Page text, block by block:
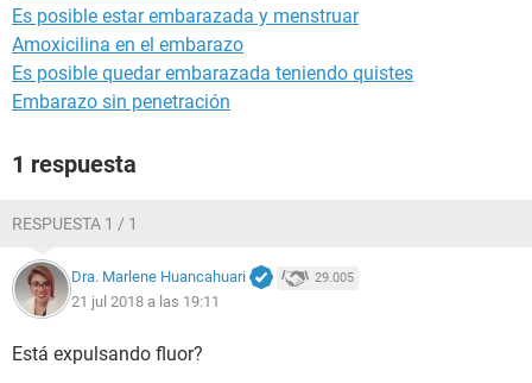
Es posible estar embarazada y menstruar
Amoxicilina en el embarazo
Es posible quedar embarazada teniendo quistes
Embarazo sin penetración
1 respuesta
RESPUESTA 1 / 1
Dra. Marlene Huancahuari 29.005
21 jul 2018 a las 19:11
Está expulsando fluor?